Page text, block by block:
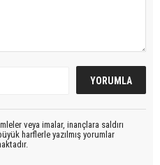
veya imalar, inançlara saldırı
harflerle yazılmış yorumlar